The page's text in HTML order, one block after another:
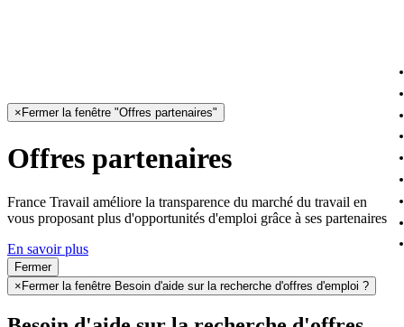
× Fermer la fenêtre "Offres partenaires"
Offres partenaires
France Travail améliore la transparence du marché du travail en
vous proposant plus d'opportunités d'emploi grâce à ses partenaires
En savoir plus
Fermer
× Fermer la fenêtre Besoin d'aide sur la recherche d'offres d'emploi ?